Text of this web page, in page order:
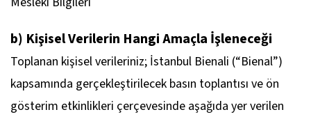
b) Kişisel Verilerin Hangi Amaçla İşleneceği
Toplanan kişisel verileriniz; İstanbul Bienali (“Bienal”)
kapsamında gerçekleştirilecek basın toplantısı ve ön
gösterim etkinlikleri çerçevesinde aşağıda yer verilen